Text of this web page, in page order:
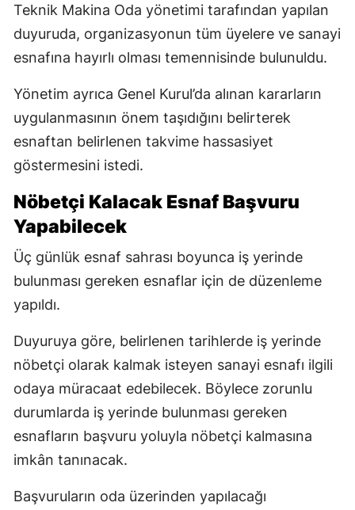
Teknik Makina Oda yönetimi tarafından yapılan
duyuruda, organizasyonun tüm üyelere ve sanayi
esnafına hayırlı olması temennisinde bulunuldu.
Yönetim ayrıca Genel Kurul’da alınan kararların
uygulanmasının önem taşıdığını belirterek
esnaftan belirlenen takvime hassasiyet
göstermesini istedi.
Nöbetçi Kalacak Esnaf Başvuru
Yapabilecek
Üç günlük esnaf sahrası boyunca iş yerinde
bulunması gereken esnaflar için de düzenleme
yapıldı.
Duyuruya göre, belirlenen tarihlerde iş yerinde
nöbetçi olarak kalmak isteyen sanayi esnafı ilgili
odaya müracaat edebilecek. Böylece zorunlu
durumlarda iş yerinde bulunması gereken
esnafların başvuru yoluyla nöbetçi kalmasına
imkân tanınacak.
Başvuruların oda üzerinden yapılacağı